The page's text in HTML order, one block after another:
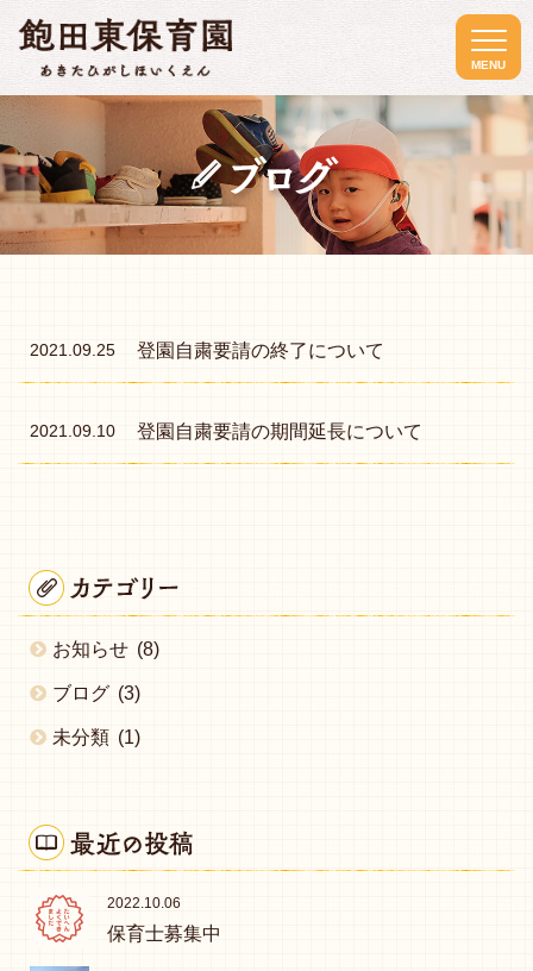
2021.09.25 登園自粛要請の終了について
2021.09.10 登園自粛要請の期間延長について
お知らせ (8)
ブログ (3)
未分類 (1)
2022.10.06
保育士募集中
MENU